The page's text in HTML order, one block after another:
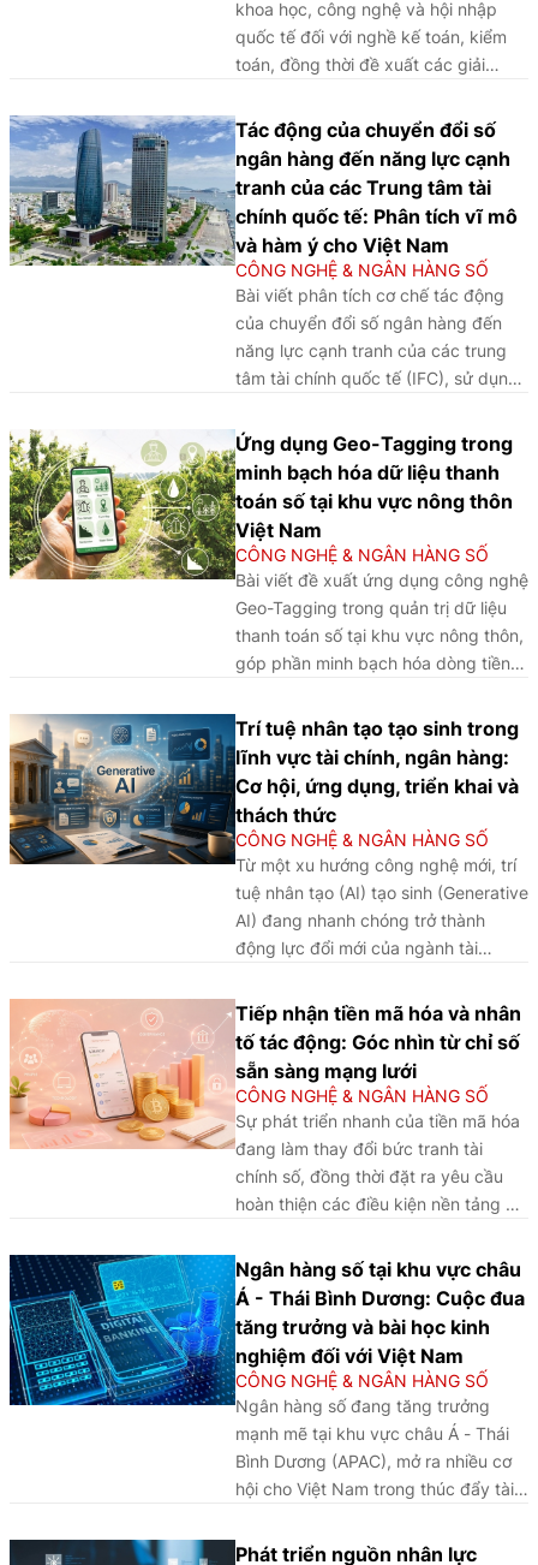
khoa học, công nghệ và hội nhập
quốc tế đối với nghề kế toán, kiểm
toán, đồng thời đề xuất các giải
chất lượng nguồn nhân lực trong bối
cảnh chuyển đổi số.
Tác động của chuyển đổi số
ngân hàng đến năng lực cạnh
tranh của các Trung tâm tài
chính quốc tế: Phân tích vĩ mô
và hàm ý cho Việt Nam
CÔNG NGHỆ & NGÂN HÀNG SỐ
Bài viết phân tích cơ chế tác động
của chuyển đổi số ngân hàng đến
năng lực cạnh tranh của các trung
tâm tài chính quốc tế (IFC), sử dụng
tính (QCA) trên một số trường hợp tại
châu Á - Thái Bình Dương là
Singapore, Hồng Kông, Tokyo,
Thượng Hải, Seoul và Sydney. Khung
phân tích nhận diện ba yếu tố cốt lõi:
Hạ tầng và năng suất hệ thống; đổi
mới sáng tạo và hệ sinh thái cộng
sinh; thể chế và khung pháp lý thông
minh. Kết quả cho thấy chuyển đổi
pháp lý thông minh tích tụ không
gian địa lý được tái định nghĩa theo
mật độ dữ liệu, nhân lực số và năng
lực xuất khẩu tiêu chuẩn công nghệ.
Từ phân tích kinh nghiệm của các
IFC trên, bài viết đưa ra các bài học
và hàm ý chính sách cho Việt Nam.
Ứng dụng Geo-Tagging trong
minh bạch hóa dữ liệu thanh
toán số tại khu vực nông thôn
Việt Nam
CÔNG NGHỆ & NGÂN HÀNG SỐ
Bài viết đề xuất ứng dụng công nghệ
Geo-Tagging trong quản trị dữ liệu
thanh toán số tại khu vực nông thôn,
góp phần minh bạch hóa dòng tiền,
sách tài chính toàn diện, đồng thời
tạo nền tảng phát triển hệ sinh thái
thanh toán số an toàn, hiện đại và
bền vững tại Việt Nam.
Trí tuệ nhân tạo tạo sinh trong
lĩnh vực tài chính, ngân hàng:
Cơ hội, ứng dụng, triển khai và
thách thức
CÔNG NGHỆ & NGÂN HÀNG SỐ
Từ một xu hướng công nghệ mới, trí
tuệ nhân tạo (AI) tạo sinh (Generative
AI) đang nhanh chóng trở thành
động lực đổi mới của ngành tài
nhưng cũng đặt ra không ít thách
thức trong quá trình triển khai và
quản trị.
Tiếp nhận tiền mã hóa và nhân
tố tác động: Góc nhìn từ chỉ số
sẵn sàng mạng lưới
CÔNG NGHỆ & NGÂN HÀNG SỐ
Sự phát triển nhanh của tiền mã hóa
đang làm thay đổi bức tranh tài
chính số, đồng thời đặt ra yêu cầu
hoàn thiện các điều kiện nền tảng và
phát triển an toàn, bền vững.
Ngân hàng số tại khu vực châu
Á - Thái Bình Dương: Cuộc đua
tăng trưởng và bài học kinh
nghiệm đối với Việt Nam
CÔNG NGHỆ & NGÂN HÀNG SỐ
Ngân hàng số đang tăng trưởng
mạnh mẽ tại khu vực châu Á - Thái
Bình Dương (APAC), mở ra nhiều cơ
hội cho Việt Nam trong thúc đẩy tài
ngành Ngân hàng, đồng thời đặt ra
Phát triển nguồn nhân lực